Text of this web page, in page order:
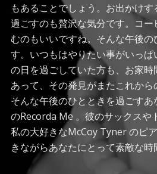
もあることでしょう。お出かけ
過ごすのも贅沢な気分です。コ
むのもいいですね。そんな午後
す。いつもはやりたい事がいっ
の日を過ごしていた方も、お家
あって、その発見がまたこれか
そんな午後のひとときを過ごす
のRecorda Me 。彼のサックスや
私の大好きなMcCoy Tyner のピ
きながらあなたにとって素敵な